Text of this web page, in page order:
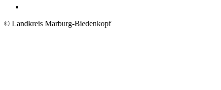
© Landkreis Marburg-Biedenkopf